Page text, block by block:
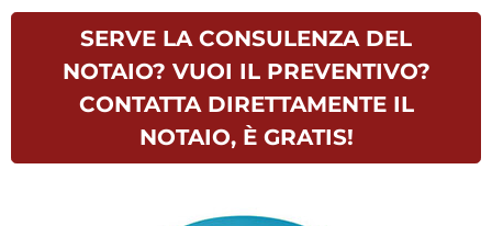
SERVE LA CONSULENZA DEL
NOTAIO? VUOI IL PREVENTIVO?
CONTATTA DIRETTAMENTE IL
NOTAIO, È GRATIS!